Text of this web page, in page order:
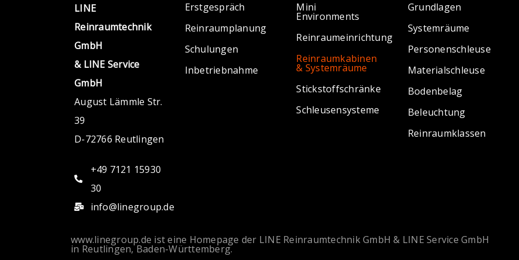
LINE
Reinraumtechnik
GmbH
& LINE Service
GmbH
August Lämmle Str.
39
D-72766 Reutlingen
+49 7121 15930
30
info@linegroup.de
Erstgespräch
Reinraumplanung
Schulungen
Inbetriebnahme
Mini
Environments
Reinraumeinrichtung
Reinraumkabinen
& Systemräume
Stickstoffschränke
Schleusensysteme
Grundlagen
Systemräume
Personenschleuse
Materialschleuse
Bodenbelag
Beleuchtung
Reinraumklassen
www.linegroup.de ist eine Homepage der LINE Reinraumtechnik GmbH & LINE Service GmbH
in Reutlingen, Baden-Württemberg.